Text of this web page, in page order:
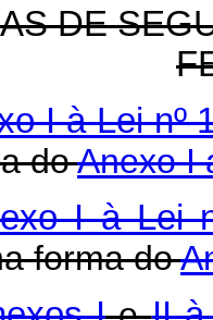
DE
I à Lei nº
doAnexo I
I à Lei
forma do